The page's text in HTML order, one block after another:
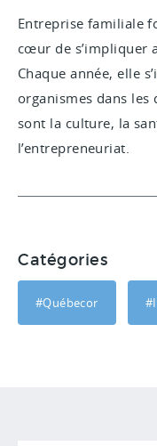
Entreprise familiale
cœur de s’impliquer
Chaque année, elle
organismes dans les
sont la culture, la
l’entrepreneuriat.
Catégories
#Québecor